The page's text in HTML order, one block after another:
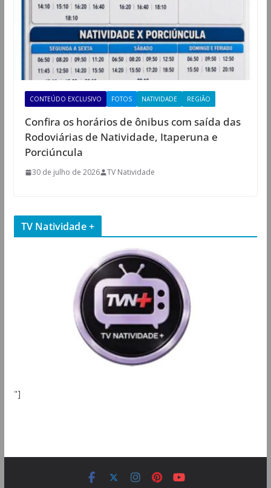
CONTEÚDO EXCLUSIVO FOTOS NATIVIDADE REGIÃO
Confira os horários de ônibus com saída das
Rodoviárias de Natividade, Itaperuna e
Porciúncula
30 de julho de 2026 TV Natividade
TV Natividade +
"]